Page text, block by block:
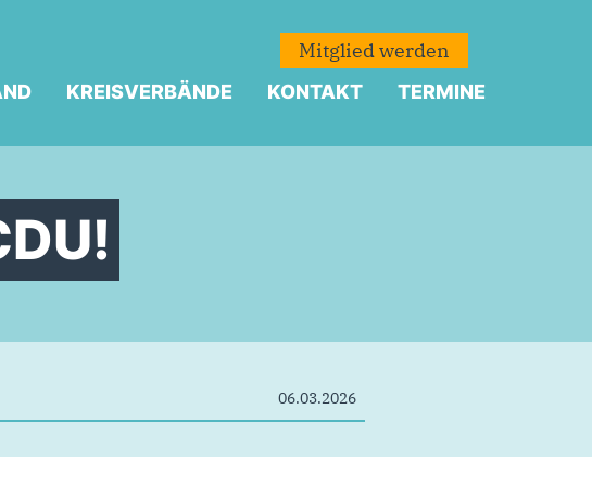
Mitglied werden
KREISVERBÄNDE KONTAKT TERMINE
06.03.2026